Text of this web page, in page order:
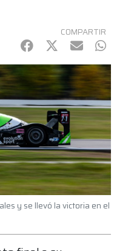
COMPARTIR
Facebook
Twitter
mail
y se llevó la victoria en el